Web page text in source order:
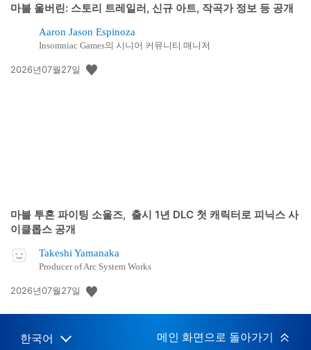
마블 울버린: 스토리 트레일러, 신규 아트, 작곡가 정보 등 공개
Aaron Jason Espinoza
Insomniac Games의 시니어 커뮤니티 매니저
공
2026년07월27일
마블 투혼 파이팅 소울즈, 출시 1년 DLC 첫 캐릭터로 피닉스 사
이클롭스 공개
Takeshi Yamanaka
Producer of Arc System Works
공
일:
2026년07월27일
Select
Current
한국어 메인 화면으로 돌아가기